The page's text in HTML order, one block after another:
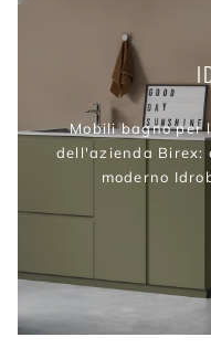
Mobili bagno per
dell'azienda Birex:
moderno